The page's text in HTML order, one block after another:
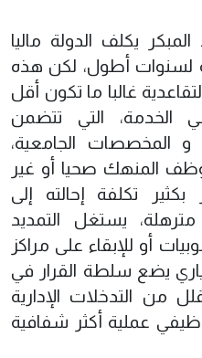
يكلف الدولة ماليا
لسنوات أطول، لكن هذه
غالبا ما تكون أقل
الخدمة، التي تتضمن
المخصصات الجامعية،
المنهك صحيا أو غير
تكلفة إحالته إلى
مترهلة، يستغل التمديد
أو للإبقاء على مراكز
يضع سلطة القرار في
من التدخلات الإدارية
عملية أكثر شفافية